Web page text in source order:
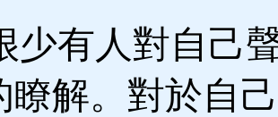
有人對自己
瞭解。對於自